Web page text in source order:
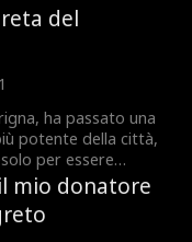
Morelli
la migliore
si dedica
sotto la
quanto
essere il padre del
e, cosa peggiore di
del suo ex.
del
ha passato una
potente della città,
per essere
mentre dava alla
le sue identità
si avvicina: Non
mio donatore